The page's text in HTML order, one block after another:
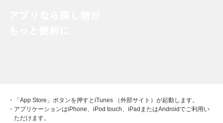
・「App Store」ボタンを押すとiTunes （外部サイト）が起動します。
・アプリケーションはiPhone、iPod touch、iPadまたはAndroidでご利用い
ただけます。